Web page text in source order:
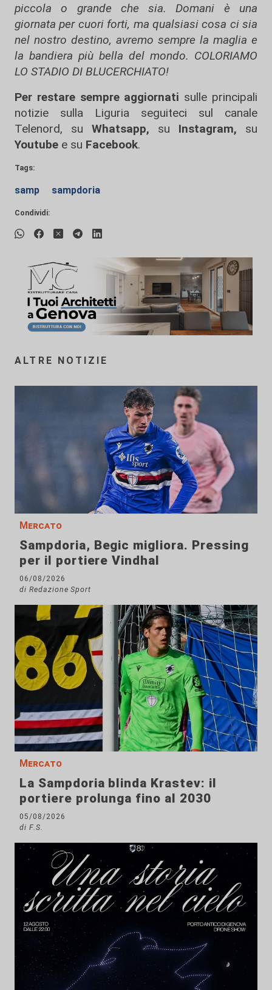
piccola o grande che sia. Domani è una
giornata per cuori forti, ma qualsiasi cosa ci sia
nel nostro destino, avremo sempre la maglia e
la bandiera più bella del mondo. COLORIAMO
LO STADIO DI BLUCERCHIATO!
Per restare sempre aggiornati sulle principali
notizie sulla Liguria seguiteci sul canale
Telenord, su
Whatsapp, su Instagram, su
Youtube e su Facebook.
Tags:
samp sampdoria
Condividi:
ALTRE NOTIZIE
Mercato
Sampdoria, Begic migliora. Pressing
per il portiere Vindhal
06/08/2026
di Redazione Sport
Mercato
La Sampdoria blinda Krastev: il
portiere prolunga fino al 2030
05/08/2026
di F.S.